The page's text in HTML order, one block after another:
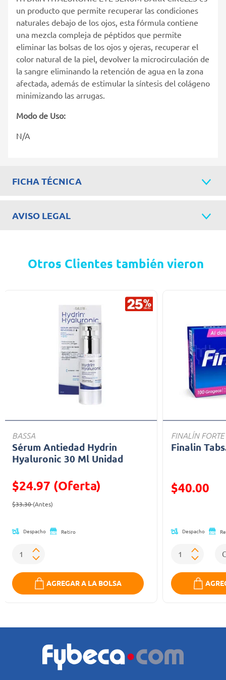
un producto que permite recuperar las condiciones
naturales debajo de los ojos, esta fórmula contiene
una mezcla compleja de péptidos que permite
eliminar las bolsas de los ojos y ojeras, recuperar el
color natural de la piel, devolver la microcirculación de
la sangre eliminando la retención de agua en la zona
afectada, además de estimular la síntesis del colágeno
minimizando las arrugas.
Modo de Uso:
N/A
FICHA TÉCNICA
AVISO LEGAL
Otros Clientes también vieron
BASSA
Sérum Antiedad Hydrin
Hyaluronic 30 Ml Unidad
$24.97 (Oferta)
Precio reducido de
$33.30(Antes)
Despacho Retiro
AGREGAR A LA BOLSA
FINALÍN FORTE
Finalin
Precio
$40.00
Despacho